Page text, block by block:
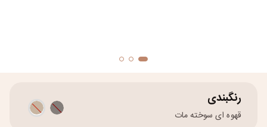
رنگبندی
قهوه ای سوخته مات